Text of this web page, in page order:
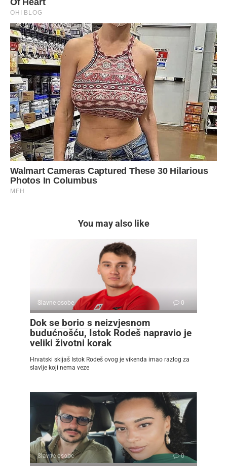
You may also like
Slavne osobe 0
Dok se borio s neizvjesnom
budućnošću, Istok Rodeš napravio je
veliki životni korak
Hrvatski skijaš Istok Rodeš ovog je vikenda imao razlog za
slavlje koji nema veze
Slavne osobe 0